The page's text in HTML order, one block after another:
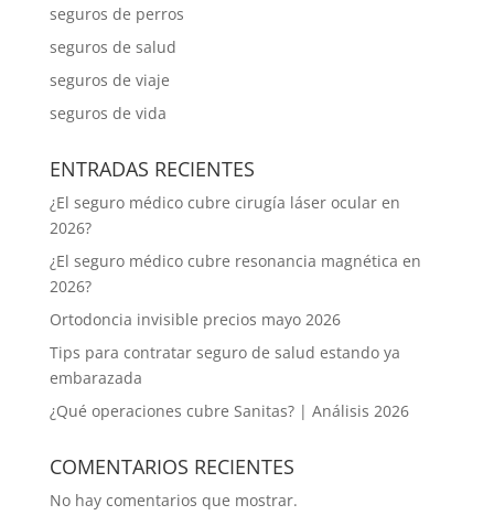
seguros de perros
seguros de salud
seguros de viaje
seguros de vida
ENTRADAS RECIENTES
¿El seguro médico cubre cirugía láser ocular en
2026?
¿El seguro médico cubre resonancia magnética en
2026?
Ortodoncia invisible precios mayo 2026
Tips para contratar seguro de salud estando ya
embarazada
¿Qué operaciones cubre Sanitas? | Análisis 2026
COMENTARIOS RECIENTES
No hay comentarios que mostrar.